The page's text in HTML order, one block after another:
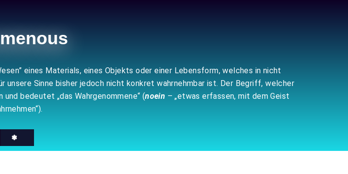
eines Materials, eines Objekts oder einer Lebensform, welches in nicht
unsere Sinne bisher jedoch nicht konkret wahrnehmbar ist. Der Begriff, welcher
bedeutet „das Wahrgenommene“ (noein – „etwas erfassen, mit dem Geist
❃